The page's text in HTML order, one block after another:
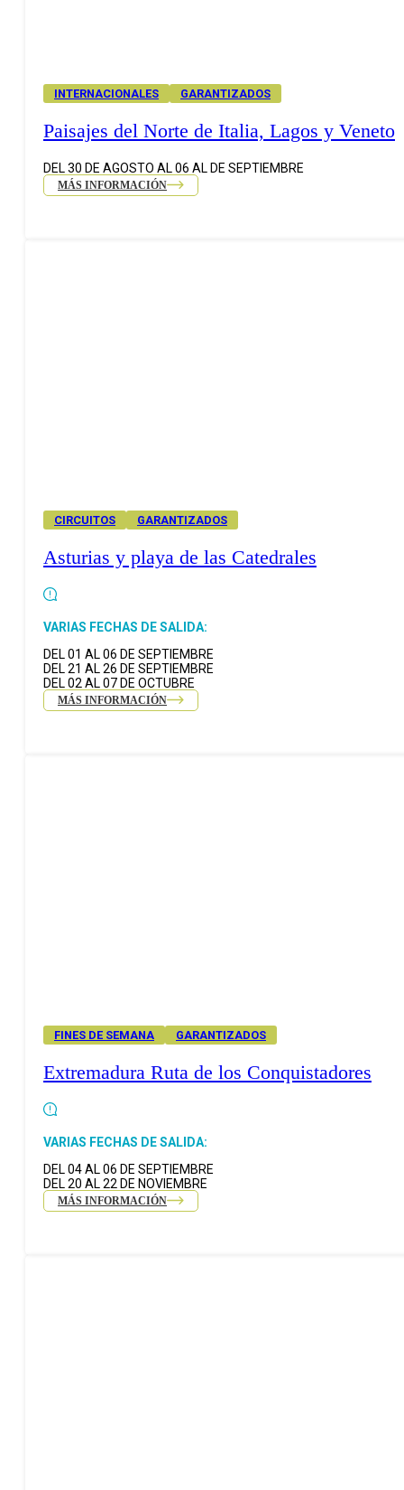
INTERNACIONALES GARANTIZADOS
Paisajes del Norte de Italia, Lagos y Veneto
DEL 30 DE AGOSTO AL 06 AL DE SEPTIEMBRE
MÁS INFORMACIÓN
CIRCUITOS GARANTIZADOS
Asturias y playa de las Catedrales
VARIAS FECHAS DE SALIDA:
DEL 01 AL 06 DE SEPTIEMBRE
DEL 21 AL 26 DE SEPTIEMBRE
DEL 02 AL 07 DE OCTUBRE
MÁS INFORMACIÓN
FINES DE SEMANA GARANTIZADOS
Extremadura Ruta de los Conquistadores
VARIAS FECHAS DE SALIDA:
DEL 04 AL 06 DE SEPTIEMBRE
DEL 20 AL 22 DE NOVIEMBRE
MÁS INFORMACIÓN